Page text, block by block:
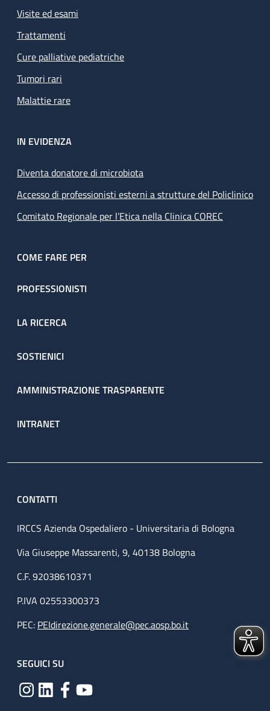
Visite ed esami
Trattamenti
Cure palliative pediatriche
Tumori rari
Malattie rare
IN EVIDENZA
Diventa donatore di microbiota
Accesso di professionisti esterni a strutture del Policlinico
Comitato Regionale per l’Etica nella Clinica COREC
COME FARE PER
PROFESSIONISTI
LA RICERCA
SOSTIENICI
AMMINISTRAZIONE TRASPARENTE
INTRANET
CONTATTI
IRCCS Azienda Ospedaliero - Universitaria di Bologna
Via Giuseppe Massarenti, 9, 40138 Bologna
C.F. 92038610371
P.IVA 02553300373
PEC: PEIdirezione.generale@pec.aosp.bo.it
SEGUICI SU